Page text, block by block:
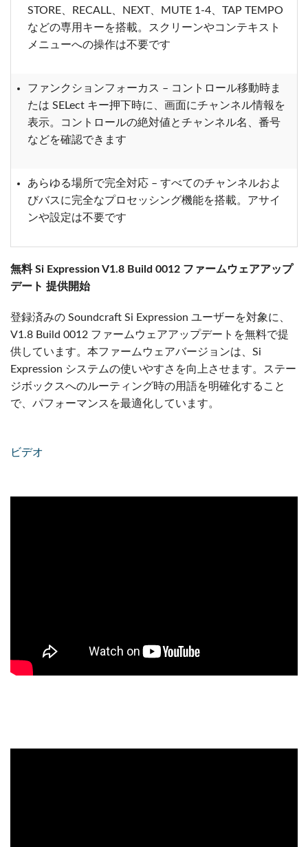
STORE、RECALL、NEXT、MUTE 1-4、TAP TEMPO
などの専用キーを搭載。スクリーンやコンテキスト
メニューへの操作は不要です
ファンクションフォーカス – コントロール移動時ま
たは SELect キー押下時に、画面にチャンネル情報を
表示。コントロールの絶対値とチャンネル名、番号
などを確認できます
あらゆる場所で完全対応 – すべてのチャンネルおよ
びバスに完全なプロセッシング機能を搭載。アサイ
ンや設定は不要です
無料 Si Expression V1.8 Build 0012 ファームウェアアップ
デート 提供開始
登録済みの Soundcraft Si Expression ユーザーを対象に、
V1.8 Build 0012 ファームウェアアップデートを無料で提
供しています。本ファームウェアバージョンは、Si
Expression システムの使いやすさを向上させます。ステー
ジボックスへのルーティング時の用語を明確化すること
で、パフォーマンスを最適化しています。
ビデオ